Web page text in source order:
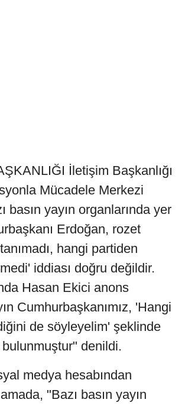
İletişim Başkanlığı
Mücadele Merkezi
basın yayın organlarında yer
Erdoğan, rozet
hangi partiden
iddiası doğru değildir.
Hasan Ekici anons
Cumhurbaşkanımız, 'Hangi
de söyleyelim' şeklinde
denildi.
medya hesabından
"Bazı basın yayın